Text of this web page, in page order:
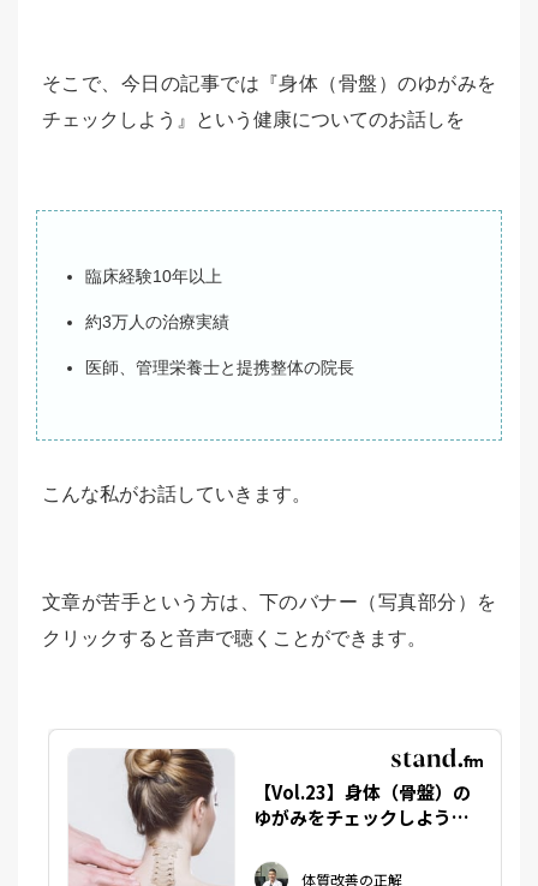
そこで、今日の記事では『身体（骨盤）のゆがみを
チェックしよう』という健康についてのお話しを
臨床経験10年以上
約3万人の治療実績
医師、管理栄養士と提携整体の院長
こんな私がお話していきます。
文章が苦手という方は、下のバナー（写真部分）を
クリックすると音声で聴くことができます。